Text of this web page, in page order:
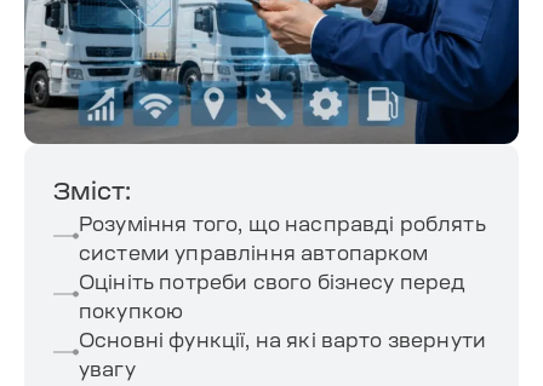
Зміст:
Розуміння того, що насправді роблять
системи управління автопарком
Оцініть потреби свого бізнесу перед
покупкою
Основні функції, на які варто звернути
увагу